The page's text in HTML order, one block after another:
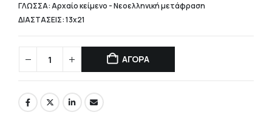
ΓΛΩΣΣΑ: Αρχαίο κείμενο - Νεοελληνική μετάφραση
ΔΙΑΣΤΑΣΕΙΣ: 13x21
ΑΓΟΡΑ